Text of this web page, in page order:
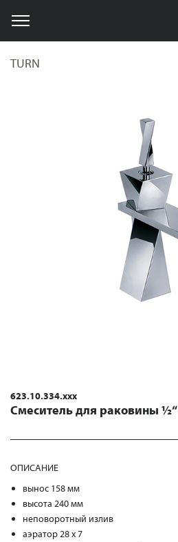
TURN
623.10.334.xxx
Смеситель для раковины ½“
ОПИСАНИЕ
вынос 158 мм
высота 240 мм
неповоротный излив
аэратор 28 x 7